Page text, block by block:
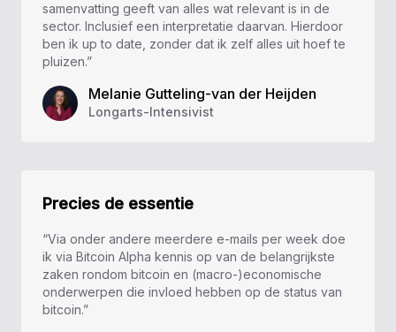
samenvatting geeft van alles wat relevant is in de
sector. Inclusief een interpretatie daarvan. Hierdoor
ben ik up to date, zonder dat ik zelf alles uit hoef te
pluizen.”
Melanie Gutteling-van der Heijden
Longarts-Intensivist
Precies de essentie
“Via onder andere meerdere e-mails per week doe
ik via Bitcoin Alpha kennis op van de belangrijkste
zaken rondom bitcoin en (macro-)economische
onderwerpen die invloed hebben op de status van
bitcoin.”